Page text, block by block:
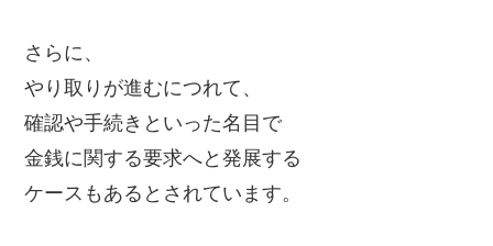
さらに、
やり取りが進むにつれて、
確認や手続きといった名目で
金銭に関する要求へと発展する
ケースもあるとされています。